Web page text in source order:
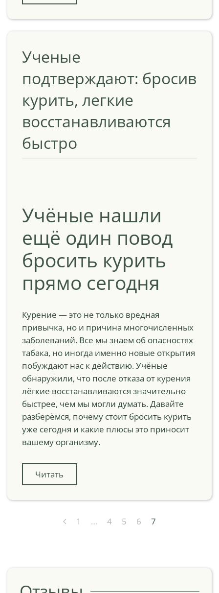
Ученые
подтверждают: бросив
курить, легкие
восстанавливаются
быстро
Учёные нашли
ещё один повод
бросить курить
прямо сегодня
Курение — это не только вредная
привычка, но и причина многочисленных
заболеваний. Все мы знаем об опасностях
табака, но иногда именно новые открытия
побуждают нас к действию. Учёные
обнаружили, что после отказа от курения
лёгкие восстанавливаются значительно
быстрее, чем мы могли думать. Давайте
разберёмся, почему стоит бросить курить
уже сегодня и какие плюсы это приносит
вашему организму.
Читать
1 … 4 5 6 7